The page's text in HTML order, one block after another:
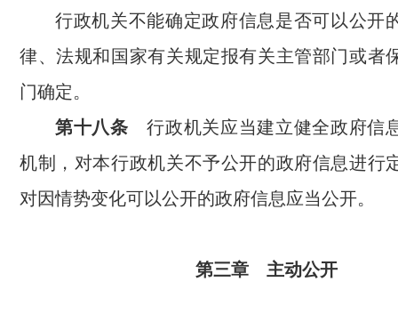
行政机关不能确定政府信息是否可以公开
律、法规和国家有关规定报有关主管部门或者
门确定。
第十八条 行政机关应当建立健全政府信
机制，对本行政机关不予公开的政府信息进行
对因情势变化可以公开的政府信息应当公开。
第三章 主动公开